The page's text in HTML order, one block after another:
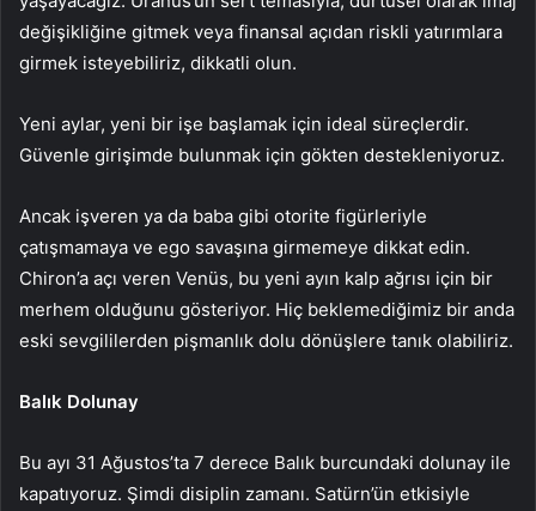
değişikliğine gitmek veya finansal açıdan riskli yatırımlara
girmek isteyebiliriz, dikkatli olun.
Yeni aylar, yeni bir işe başlamak için ideal süreçlerdir.
Güvenle girişimde bulunmak için gökten destekleniyoruz.
Ancak işveren ya da baba gibi otorite figürleriyle
çatışmamaya ve ego savaşına girmemeye dikkat edin.
Chiron’a açı veren Venüs, bu yeni ayın kalp ağrısı için bir
merhem olduğunu gösteriyor. Hiç beklemediğimiz bir anda
eski sevgililerden pişmanlık dolu dönüşlere tanık olabiliriz.
Balık Dolunay
Bu ayı 31 Ağustos’ta 7 derece Balık burcundaki dolunay ile
kapatıyoruz. Şimdi disiplin zamanı. Satürn’ün etkisiyle